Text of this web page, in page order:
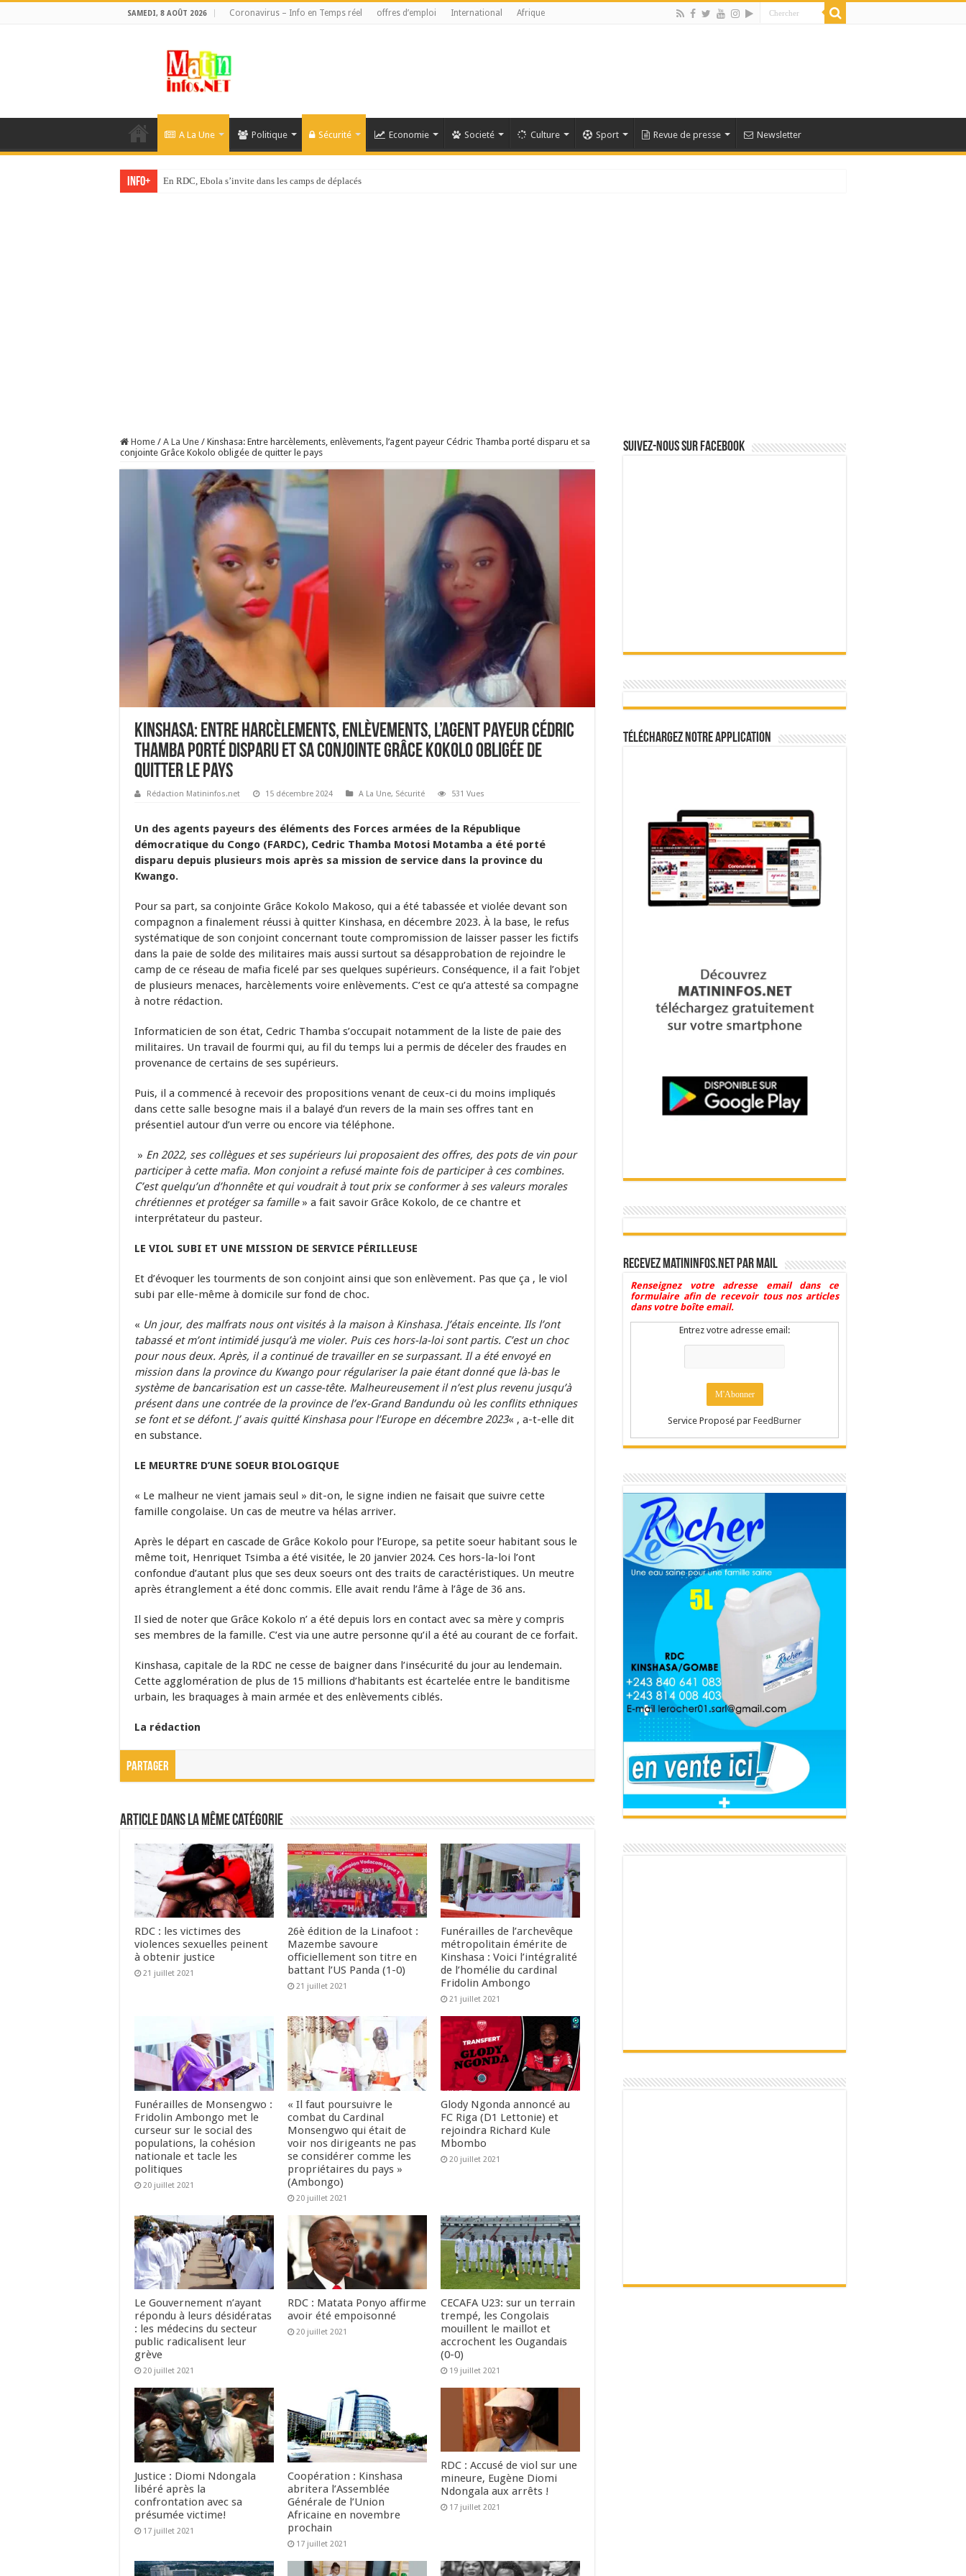
SAMEDI, 8 AOÛT 2026 Coronavirus – Info en Temps réel offres d’emploi International Afrique
A La Une Politique Sécurité Economie Societé Culture Sport Revue de presse Newsletter
Info+ JC Katende : « Promulguée ou pas, la loi référendaire reste anticonstitutionnelle »
Home / A La Une / Kinshasa: Entre harcèlements, enlèvements, l’agent payeur Cédric Thamba porté disparu et sa
conjointe Grâce Kokolo obligée de quitter le pays
Kinshasa: Entre harcèlements, enlèvements, l’agent payeur Cédric
Thamba porté disparu et sa conjointe Grâce Kokolo obligée de
quitter le pays
Rédaction Matininfos.net 15 décembre 2024 A La Une, Sécurité 531 Vues
Un des agents payeurs des éléments des Forces armées de la République
démocratique du Congo (FARDC), Cedric Thamba Motosi Motamba a été porté
disparu depuis plusieurs mois après sa mission de service dans la province du
Kwango.
Pour sa part, sa conjointe Grâce Kokolo Makoso, qui a été tabassée et violée devant son
compagnon a finalement réussi à quitter Kinshasa, en décembre 2023. À la base, le refus
systématique de son conjoint concernant toute compromission de laisser passer les fictifs
dans la paie de solde des militaires mais aussi surtout sa désapprobation de rejoindre le
camp de ce réseau de mafia ficelé par ses quelques supérieurs. Conséquence, il a fait l’objet
de plusieurs menaces, harcèlements voire enlèvements. C’est ce qu’a attesté sa compagne
à notre rédaction.
Informaticien de son état, Cedric Thamba s’occupait notamment de la liste de paie des
militaires. Un travail de fourmi qui, au fil du temps lui a permis de déceler des fraudes en
provenance de certains de ses supérieurs.
Puis, il a commencé à recevoir des propositions venant de ceux-ci du moins impliqués
dans cette salle besogne mais il a balayé d’un revers de la main ses offres tant en
présentiel autour d’un verre ou encore via téléphone.
» En 2022, ses collègues et ses supérieurs lui proposaient des offres, des pots de vin pour
participer à cette mafia. Mon conjoint a refusé mainte fois de participer à ces combines.
C’est quelqu’un d’honnête et qui voudrait à tout prix se conformer à ses valeurs morales
chrétiennes et protéger sa famille» a fait savoir Grâce Kokolo, de ce chantre et
interprétateur du pasteur.
LE VIOL SUBI ET UNE MISSION DE SERVICE PÉRILLEUSE
Et d’évoquer les tourments de son conjoint ainsi que son enlèvement. Pas que ça , le viol
subi par elle-même à domicile sur fond de choc.
« Un jour, des malfrats nous ont visités à la maison à Kinshasa. J’étais enceinte. Ils l’ont
tabassé et m’ont intimidé jusqu’à me violer. Puis ces hors-la-loi sont partis. C’est un choc
pour nous deux. Après, il a continué de travailler en se surpassant. Il a été envoyé en
mission dans la province du Kwango pour régulariser la paie étant donné que là-bas le
système de bancarisation est un casse-tête. Malheureusement il n’est plus revenu jusqu’à
présent dans une contrée de la province de l’ex-Grand Bandundu où les conflits ethniques
se font et se défont. J’ avais quitté Kinshasa pour l’Europe en décembre 2023« , a-t-elle dit
en substance.
LE MEURTRE D’UNE SOEUR BIOLOGIQUE
« Le malheur ne vient jamais seul » dit-on, le signe indien ne faisait que suivre cette
famille congolaise. Un cas de meutre va hélas arriver.
Après le départ en cascade de Grâce Kokolo pour l’Europe, sa petite soeur habitant sous le
même toit, Henriquet Tsimba a été visitée, le 20 janvier 2024. Ces hors-la-loi l’ont
confondue d’autant plus que ses deux soeurs ont des traits de caractéristiques. Un meutre
après étranglement a été donc commis. Elle avait rendu l’âme à l’âge de 36 ans.
Il sied de noter que Grâce Kokolo n’ a été depuis lors en contact avec sa mère y compris
ses membres de la famille. C’est via une autre personne qu’il a été au courant de ce forfait.
Kinshasa, capitale de la RDC ne cesse de baigner dans l’insécurité du jour au lendemain.
Cette agglomération de plus de 15 millions d’habitants est écartelée entre le banditisme
urbain, les braquages à main armée et des enlèvements ciblés.
La rédaction
Partager
Article dans la même catégorie
RDC : les victimes des
violences sexuelles peinent
à obtenir justice
21 juillet 2021
26è édition de la Linafoot :
Mazembe savoure
officiellement son titre en
battant l’US Panda (1-0)
21 juillet 2021
Funérailles de l’archevêque
métropolitain émérite de
Kinshasa : Voici l’intégralité
de l’homélie du cardinal
Fridolin Ambongo
21 juillet 2021
Funérailles de Monsengwo :
Fridolin Ambongo met le
curseur sur le social des
populations, la cohésion
nationale et tacle les
politiques
20 juillet 2021
« Il faut poursuivre le
combat du Cardinal
Monsengwo qui était de
voir nos dirigeants ne pas
se considérer comme les
propriétaires du pays »
(Ambongo)
20 juillet 2021
Glody Ngonda annoncé au
FC Riga (D1 Lettonie) et
rejoindra Richard Kule
Mbombo
20 juillet 2021
Le Gouvernement n’ayant
répondu à leurs désidératas
: les médecins du secteur
public radicalisent leur
grève
20 juillet 2021
RDC : Matata Ponyo affirme
avoir été empoisonné
20 juillet 2021
CECAFA U23: sur un terrain
trempé, les Congolais
mouillent le maillot et
accrochent les Ougandais
(0-0)
19 juillet 2021
Justice : Diomi Ndongala
libéré après la
confrontation avec sa
présumée victime!
17 juillet 2021
Coopération : Kinshasa
abritera l’Assemblée
Générale de l’Union
Africaine en novembre
prochain
17 juillet 2021
RDC : Accusé de viol sur une
mineure, Eugène Diomi
Ndongala aux arrêts !
17 juillet 2021
Suivez-nous sur Facebook
Téléchargez notre Application
Recevez Matininfos.net par mail
Renseignez votre adresse email dans ce
formulaire afin de recevoir tous nos articles
dans votre boîte email.
Entrez votre adresse email:
Service Proposé par FeedBurner